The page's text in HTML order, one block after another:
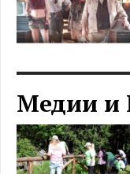
Медии и